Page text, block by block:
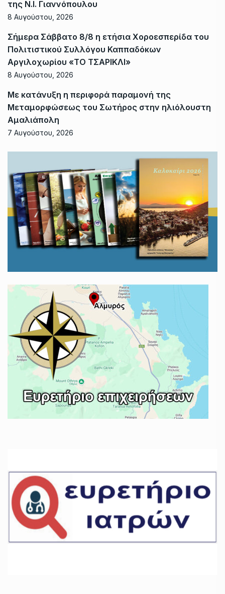
της Ν.Ι. Γιαννόπουλου
8 Αυγούστου, 2026
Σήμερα Σάββατο 8/8 η ετήσια Χοροεσπερίδα του
Πολιτιστικού Συλλόγου Καππαδόκων
Αργιλοχωρίου «ΤΟ ΤΣΑΡΙΚΛΙ»
8 Αυγούστου, 2026
Με κατάνυξη η περιφορά παραμονή της
Μεταμορφώσεως του Σωτήρος στην ηλιόλουστη
Αμαλιάπολη
7 Αυγούστου, 2026